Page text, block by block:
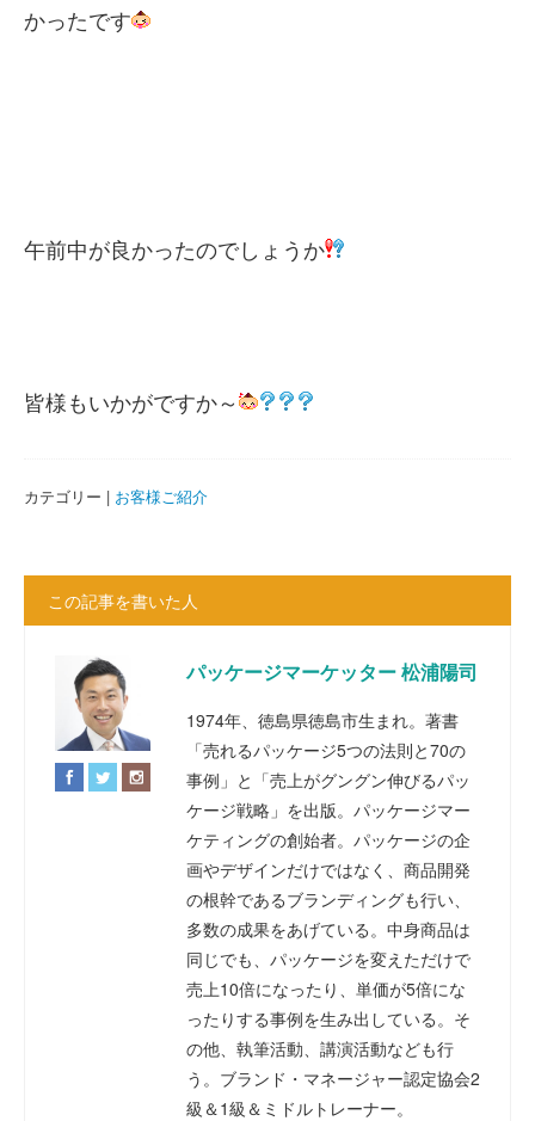
かったです
午前中が良かったのでしょうか
皆様もいかがですか～
カテゴリー | お客様ご紹介
この記事を書いた人
パッケージマーケッター 松浦陽司
1974年、徳島県徳島市生まれ。著書
「売れるパッケージ5つの法則と70の
事例」と「売上がグングン伸びるパッ
ケージ戦略」を出版。パッケージマー
ケティングの創始者。パッケージの企
画やデザインだけではなく、商品開発
の根幹であるブランディングも行い、
多数の成果をあげている。中身商品は
同じでも、パッケージを変えただけで
売上10倍になったり、単価が5倍にな
ったりする事例を生み出している。そ
の他、執筆活動、講演活動なども行
う。ブランド・マネージャー認定協会2
級＆1級＆ミドルトレーナー。